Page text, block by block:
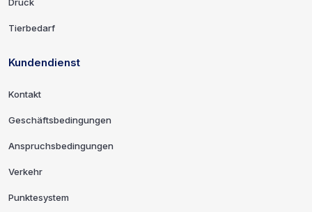
Tierbedarf
Kundendienst
Kontakt
Geschäftsbedingungen
Anspruchsbedingungen
Verkehr
Punktesystem